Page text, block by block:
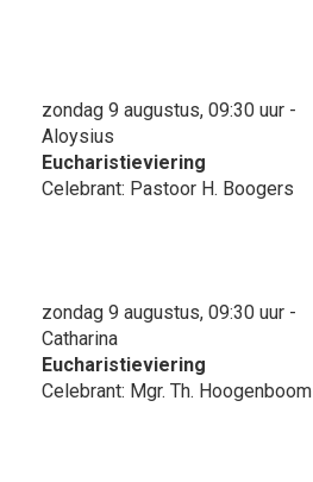
zondag 9 augustus, 09:30 uur -
Aloysius
Eucharistieviering
Celebrant: Pastoor H. Boogers
zondag 9 augustus, 09:30 uur -
Catharina
Eucharistieviering
Celebrant: Mgr. Th. Hoogenboom